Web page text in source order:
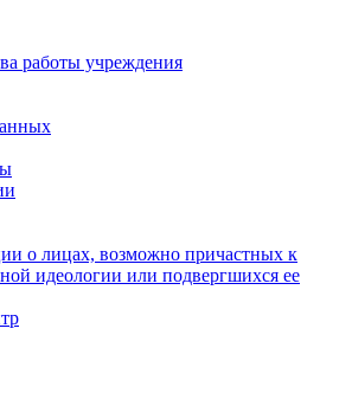
работы учреждения
о лицах, возможно причастных к
идеологии или подвергшихся ее